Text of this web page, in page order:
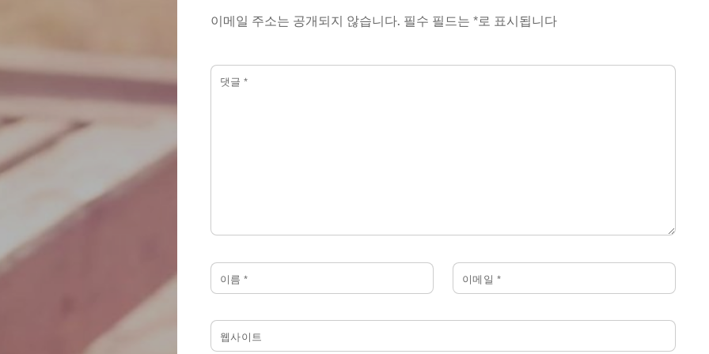
이메일 주소는 공개되지 않습니다. 필수 필드는 *로 표시됩니다
댓글*
이름* 이메일 *
웹사이트